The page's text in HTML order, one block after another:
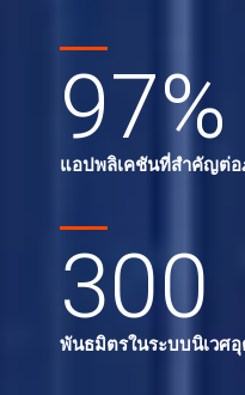
97%
แอปพลิเคชันที่สำคัญต่อ
300
พันธมิตรในระบบนิเวศ